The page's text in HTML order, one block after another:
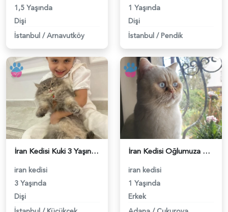
1,5 Yaşında
Dişi
İstanbul / Arnavutköy
1 Yaşında
Dişi
İstanbul / Pendik
İran Kedisi Kuki 3 Yaşında Eş Arıyor - 118983712
iran kedisi
3 Yaşında
Dişi
İran Kedisi Oğlumuza eş arıyoruz. - 118983149
iran kedisi
1 Yaşında
Erkek